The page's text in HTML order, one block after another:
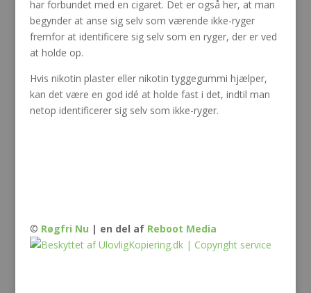
har forbundet med en cigaret. Det er også her, at man
begynder at anse sig selv som værende ikke-ryger
fremfor at identificere sig selv som en ryger, der er ved
at holde op.
Hvis nikotin plaster eller nikotin tyggegummi hjælper,
kan det være en god idé at holde fast i det, indtil man
netop identificerer sig selv som ikke-ryger.
© Røgfri Nu | en del af Reboot Media